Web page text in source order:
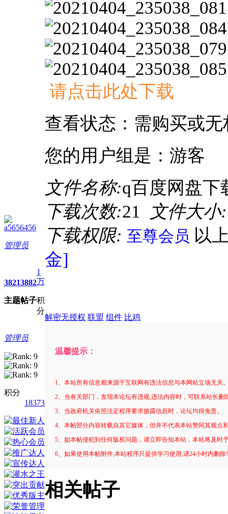
a5656456
管理员
3821
主题
3882
帖子
1
万
积
分
管理员
积分
18373
请点击此处下载
查看状态：需购买或无
您的用户组是：游客
文件名称:q百度网盘
下载次数:21 文件大小:
下载权限: 至尊会员 以
金]
解密无授权 联盟 组件 比鸡
温馨提示：
1、本站所有信息都来源于互联网有违法信息与本网站立场无关
2、当有关部门，发现本论坛有违规,违法内容时，可联系站长删
3、当政府机关依照法定程序要求披露信息时，论坛均得免责。
4、本帖部分内容转载自其它媒体，但并不代表本站赞同其观点
5、如本帖侵犯到任何版权问题，请立即告知本站，本站将及时
6、如果使用本帖附件,本站程序只提供学习使用,请24小时内删
相关帖子